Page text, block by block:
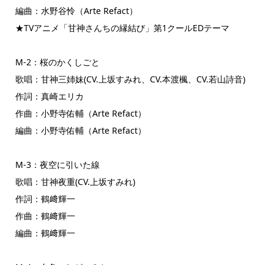
編曲：水野谷怜（Arte Refact）
★TVアニメ「甘神さんちの縁結び」第1クールEDテーマ
M-2：桜のかくしごと
歌唱：甘神三姉妹(CV.上坂すみれ、CV.本渡楓、CV.若山詩音)
作詞：真崎エリカ
作曲：小野寺佑輔（Arte Refact）
編曲：小野寺佑輔（Arte Refact）
M-3：夜空に引いた線
歌唱：甘神夜重(CV.上坂すみれ)
作詞：鶴﨑輝一
作曲：鶴﨑輝一
編曲：鶴﨑輝一